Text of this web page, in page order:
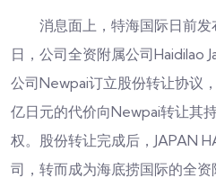
消息面上，特海国际日前发
日，公司全资附属公司Haidilao
公司Newpai订立股份转让协议
亿日元的代价向Newpai转让其
权。股份转让完成后，JAPAN
司，转而成为海底捞国际的全资